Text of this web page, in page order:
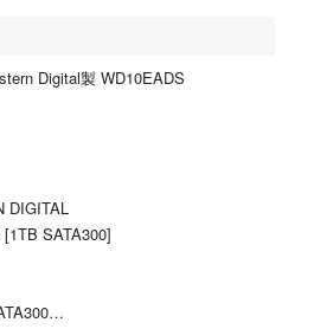
Digital製 WD10EADS
SATA300]